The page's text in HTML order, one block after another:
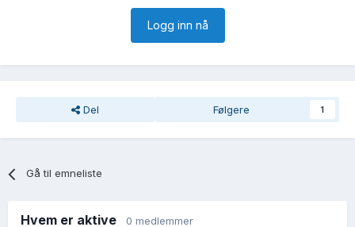
Logg inn nå
Del Følgere 1
Gå til emneliste
Hvem er aktive 0 medlemmer